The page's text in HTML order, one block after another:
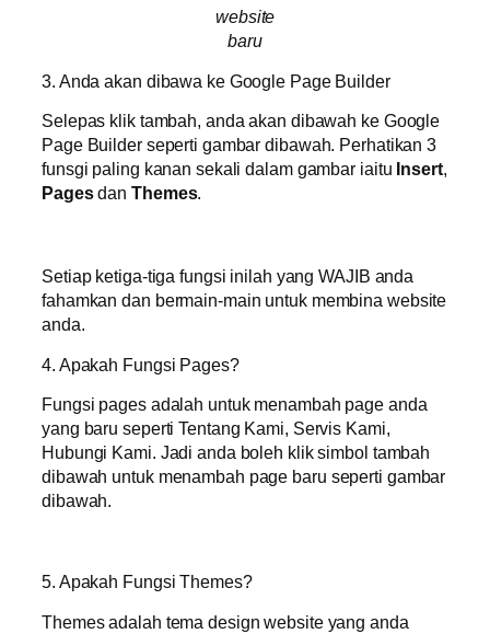
website
baru
3. Anda akan dibawa ke Google Page Builder
Selepas klik tambah, anda akan dibawah ke Google
Page Builder seperti gambar dibawah. Perhatikan 3
funsgi paling kanan sekali dalam gambar iaitu Insert,
PagesdanThemes.
Setiap ketiga-tiga fungsi inilah yang WAJIB anda
fahamkan dan bermain-main untuk membina website
anda.
4. Apakah Fungsi Pages?
Fungsi pages adalah untuk menambah page anda
yang baru seperti Tentang Kami, Servis Kami,
Hubungi Kami. Jadi anda boleh klik simbol tambah
dibawah untuk menambah page baru seperti gambar
dibawah.
5. Apakah Fungsi Themes?
Themes adalah tema design website yang anda